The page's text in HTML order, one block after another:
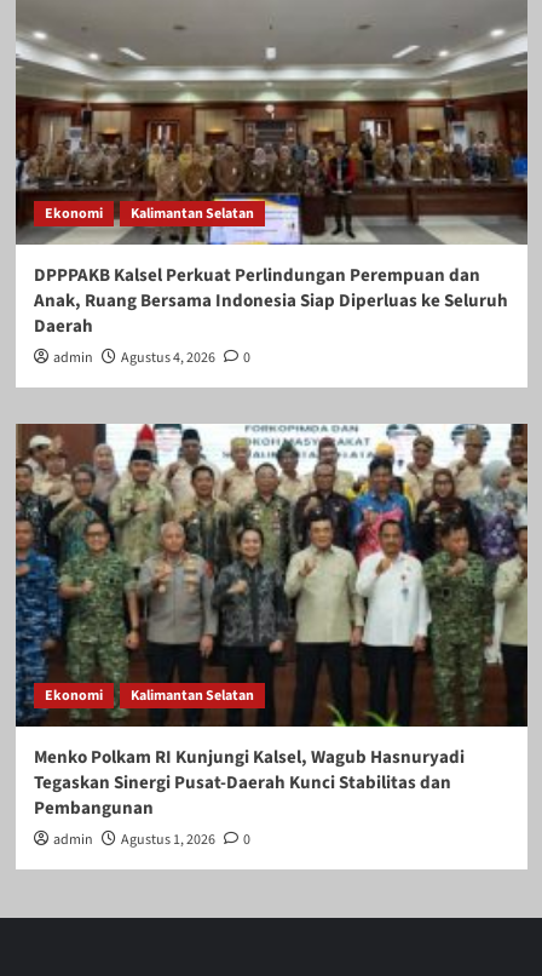
Ekonomi Kalimantan Selatan
DPPPAKB Kalsel Perkuat Perlindungan Perempuan dan
Anak, Ruang Bersama Indonesia Siap Diperluas ke Seluruh
Daerah
admin Agustus 4, 2026 0
Ekonomi Kalimantan Selatan
Menko Polkam RI Kunjungi Kalsel, Wagub Hasnuryadi
Tegaskan Sinergi Pusat-Daerah Kunci Stabilitas dan
Pembangunan
admin Agustus 1, 2026 0